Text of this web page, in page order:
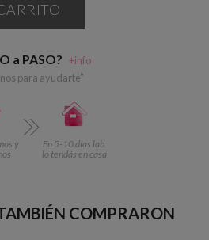
a PASO? +info
para ayudarte”
y
En 5-10 días lab.
lo tendás en casa
COMPRARON